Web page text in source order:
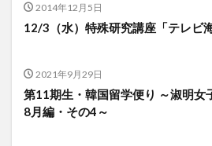
2014年12月5日
12/3（水）特殊研究講座「テレビ
2021年9月29日
第11期生・韓国留学便り ～淑明女
8月編・その4～